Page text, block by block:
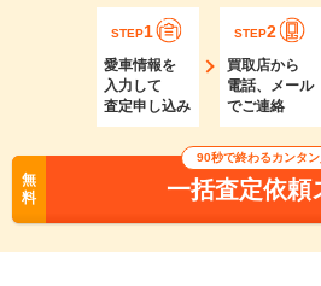
STEP1
愛車情報を
入力して
査定申し込み
STEP2
買取店から
電話、メール
でご連絡
無
料
90秒で終わるカンタン
一括査定依頼